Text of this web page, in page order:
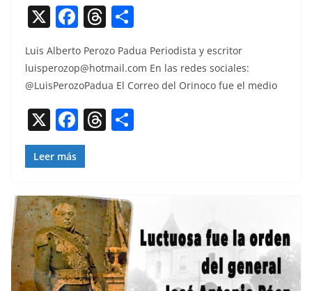
X F
a
c
e
b
o
o
k
T
h
re
a
d
s
m
p
Luis Alber­to Per­o­zo Pad­ua Peri­odista y escritor
luisperozop@hotmail.com En las redes sociales:
@LuisPerozoPadua El Correo del Orinoco fue el medio
X F
a
c
b
o
o
k
T
h
d
s tir
Leer más